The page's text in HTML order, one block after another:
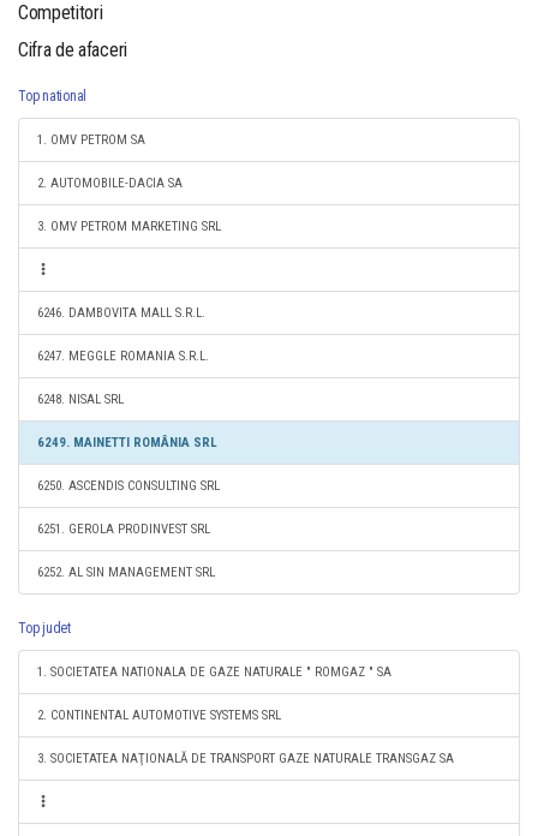
Competitori
Cifra de afaceri
Top national
1. OMV PETROM SA
2. AUTOMOBILE-DACIA SA
3. OMV PETROM MARKETING SRL
6246. DAMBOVITA MALL S.R.L.
6247. MEGGLE ROMANIA S.R.L.
6248. NISAL SRL
6249. MAINETTI ROMÂNIA SRL
6250. ASCENDIS CONSULTING SRL
6251. GEROLA PRODINVEST SRL
6252. AL SIN MANAGEMENT SRL
Top judet
1. SOCIETATEA NATIONALA DE GAZE NATURALE " ROMGAZ " SA
2. CONTINENTAL AUTOMOTIVE SYSTEMS SRL
3. SOCIETATEA NAŢIONALĂ DE TRANSPORT GAZE NATURALE TRANSGAZ SA